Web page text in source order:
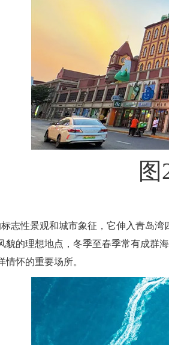
志性景观和城市象征，它伸入青岛
貌的理想地点，冬季至春季常有成群
怀的重要场所。